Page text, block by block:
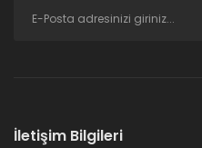
İletişim Bilgileri